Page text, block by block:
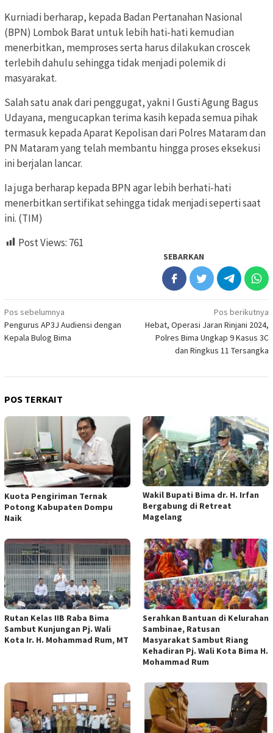
Kurniadi berharap, kepada Badan Pertanahan Nasional
(BPN) Lombok Barat untuk lebih hati-hati kemudian
menerbitkan, memproses serta harus dilakukan croscek
terlebih dahulu sehingga tidak menjadi polemik di
masyarakat.
Salah satu anak dari penggugat, yakni I Gusti Agung Bagus
Udayana, mengucapkan terima kasih kepada semua pihak
termasuk kepada Aparat Kepolisan dari Polres Mataram dan
PN Mataram yang telah membantu hingga proses eksekusi
ini berjalan lancar.
Ia juga berharap kepada BPN agar lebih berhati-hati
menerbitkan sertifikat sehingga tidak menjadi seperti saat
ini. (TIM)
Post Views: 761
SEBARKAN
Navigasi
pos
Pos sebelumnya
Pengurus AP3J Audiensi dengan
Kepala Bulog Bima
Pos berikutnya
Hebat, Operasi Jaran Rinjani 2024,
Polres Bima Ungkap 9 Kasus 3C
dan Ringkus 11 Tersangka
POS TERKAIT
Kuota Pengiriman Ternak
Potong Kabupaten Dompu
Naik
Wakil Bupati Bima dr. H. Irfan
Bergabung di Retreat
Magelang
Rutan Kelas IIB Raba Bima
Sambut Kunjungan Pj. Wali
Kota Ir. H. Mohammad Rum, MT
Serahkan Bantuan di Kelurahan
Sambinae, Ratusan
Masyarakat Sambut Riang
Kehadiran Pj. Wali Kota Bima H.
Mohammad Rum